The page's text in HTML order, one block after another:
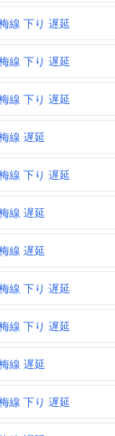
線 下り 遅延
線 下り 遅延
線 下り 遅延
線 遅延
線 下り 遅延
線 遅延
線 遅延
線 下り 遅延
線 下り 遅延
線 遅延
線 下り 遅延